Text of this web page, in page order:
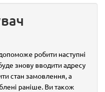
робити наступні
знову вводити адресу
стан замовлення, а
раніше. Ви також